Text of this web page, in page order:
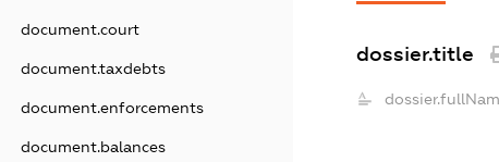
document.court
document.taxdebts
document.enforcements
document.balances
dossier.title